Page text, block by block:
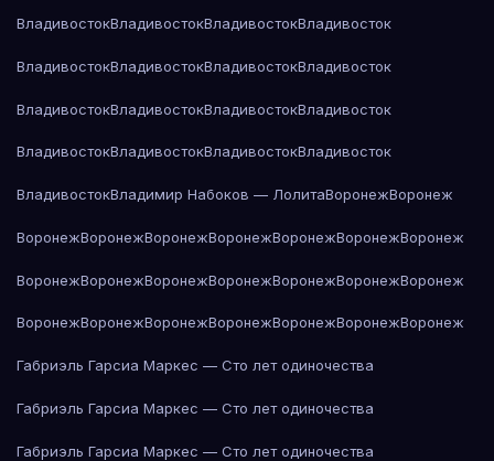
ВладивостокВладивостокВладивостокВладивосток
ВладивостокВладивостокВладивостокВладивосток
ВладивостокВладивостокВладивостокВладивосток
ВладивостокВладивостокВладивостокВладивосток
ВладивостокВладимир Набоков — ЛолитаВоронежВоронеж
ВоронежВоронежВоронежВоронежВоронежВоронежВоронеж
ВоронежВоронежВоронежВоронежВоронежВоронежВоронеж
ВоронежВоронежВоронежВоронежВоронежВоронежВоронеж
Габриэль Гарсиа Маркес — Сто лет одиночества
Габриэль Гарсиа Маркес — Сто лет одиночества
Габриэль Гарсиа Маркес — Сто лет одиночества